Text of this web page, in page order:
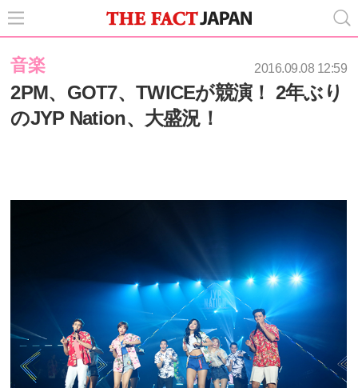
音楽 2016.09.08 12:59
2PM、GOT7、TWICEが競演！ 2年ぶり
のJYP Nation、大盛況！